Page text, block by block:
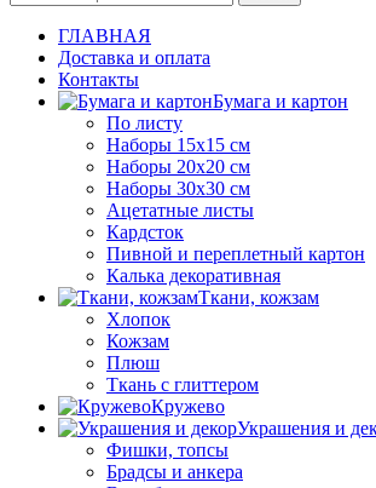
ГЛАВНАЯ
Доставка и оплата
Контакты
Бумага и картон
По листу
Наборы 15х15 см
Наборы 20х20 см
Наборы 30х30 см
Ацетатные листы
Кардсток
Пивной и переплетный картон
Калька декоративная
Ткани, кожзам
Хлопок
Кожзам
Плюш
Ткань с глиттером
Кружево
Украшения и
Фишки, топсы
Брадсы и анкера